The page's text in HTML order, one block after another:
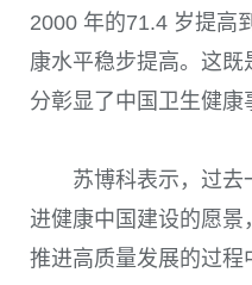
2000 年的71.4 岁提高
康水平稳步提高。这
分彰显了中国卫生健康
苏博科表示，过
进健康中国建设的愿景
推进高质量发展的过